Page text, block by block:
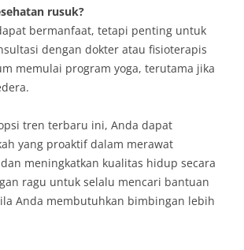
rusuk?
bermanfaat, tetapi penting untuk
dengan dokter atau fisioterapis
memulai program yoga, terutama jika
tren terbaru ini, Anda dapat
yang proaktif dalam merawat
meningkatkan kualitas hidup secara
ragu untuk selalu mencari bantuan
Anda membutuhkan bimbingan lebih